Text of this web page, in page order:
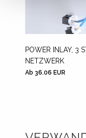
POWER INLAY, 3
NETZWERK
Ab 36.06 EUR